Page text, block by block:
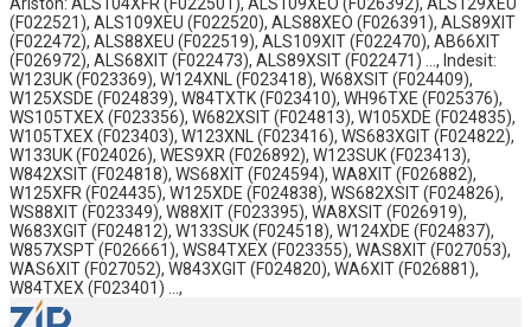
(F022521), ALS109XEU (F022520), ALS88XEO (F026391), ALS89XIT
(F022472), ALS88XEU (F022519), ALS109XIT (F022470), AB66XIT
(F026972), ALS68XIT (F022473), ALS89XSIT (F022471) ..., Indesit:
W123UK (F023369), W124XNL (F023418), W68XSIT (F024409),
W125XSDE (F024839), W84TXTK (F023410), WH96TXE (F025376),
WS105TXEX (F023356), W682XSIT (F024813), W105XDE (F024835),
W105TXEX (F023403), W123XNL (F023416), WS683XGIT (F024822),
W133UK (F024026), WES9XR (F026892), W123SUK (F023413),
W842XSIT (F024818), WS68XIT (F024594), WA8XIT (F026882),
W125XFR (F024435), W125XDE (F024838), WS682XSIT (F024826),
WS88XIT (F023349), W88XIT (F023395), WA8XSIT (F026919),
W683XGIT (F024812), W133SUK (F024518), W124XDE (F024837),
W857XSPT (F026661), WS84TXEX (F023355), WAS8XIT (F027053),
WAS6XIT (F027052), W843XGIT (F024820), WA6XIT (F026881),
W84TXEX (F023401) ...,